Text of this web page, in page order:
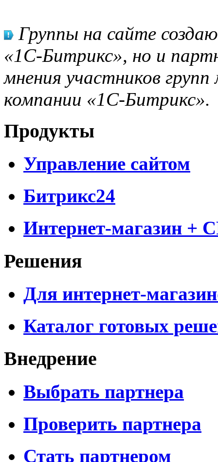
Группы на сайте
«1С-Битрикс», но и
мнения участников
компании «1С-Битрикс».
Продукты
Управление сайтом
Битрикс24
Интернет-магазин +
Решения
Для интернет-
Каталог готовых
Внедрение
Выбрать партнера
Проверить партнера
Стать партнером